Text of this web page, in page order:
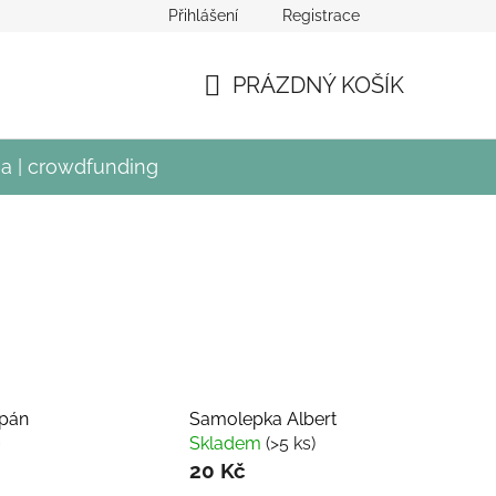
crowdfundingu Divadla MírPřihlášení Registrace
PRÁZDNÝ KOŠÍK
| crowdfunding
Samolepka Albert
Skladem (>5 ks)
20 Kč